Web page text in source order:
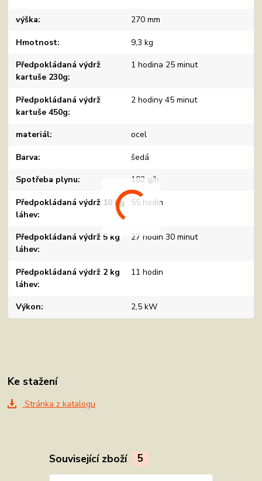
výška 270 mm
Hmotnost 9,3 kg
Předpokládaná výdrž
kartuše 230g
1 hodina 25 minut
Předpokládaná výdrž
kartuše 450g
2 hodiny 45 minut
materiál ocel
Barva šedá
Spotřeba plynu 182 g/h
Předpokládaná výdrž 10 kg
láhev
55 hodin
Předpokládaná výdrž 5 kg
láhev
27 hodin 30 minut
Předpokládaná výdrž 2 kg
láhev
11 hodin
Výkon 2,5 kW
Ke stažení
Stránka z katalogu
Související zboží 5